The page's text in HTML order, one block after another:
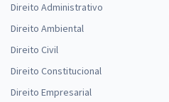
Direito Administrativo
Direito Ambiental
Direito Civil
Direito Constitucional
Direito Empresarial